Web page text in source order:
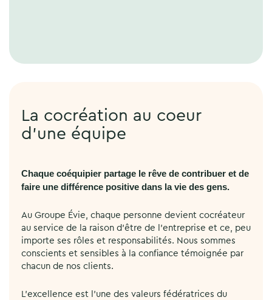
La cocréation au coeur
d’une équipe
Chaque coéquipier partage le rêve de contribuer et de
faire une différence positive dans la vie des gens.
Au Groupe Évie, chaque personne devient cocréateur
au service de la raison d’être de l’entreprise et ce, peu
importe ses rôles et responsabilités. Nous sommes
conscients et sensibles à la confiance témoignée par
chacun de nos clients.
L’excellence est l’une des valeurs fédératrices du